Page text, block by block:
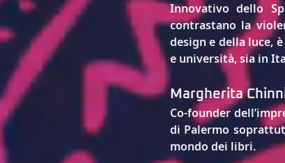
Innovativo dello
contrastano la
design e della luce,
e università, sia in
Margherita
Co-founder
di Palermo
mondo dei libri.